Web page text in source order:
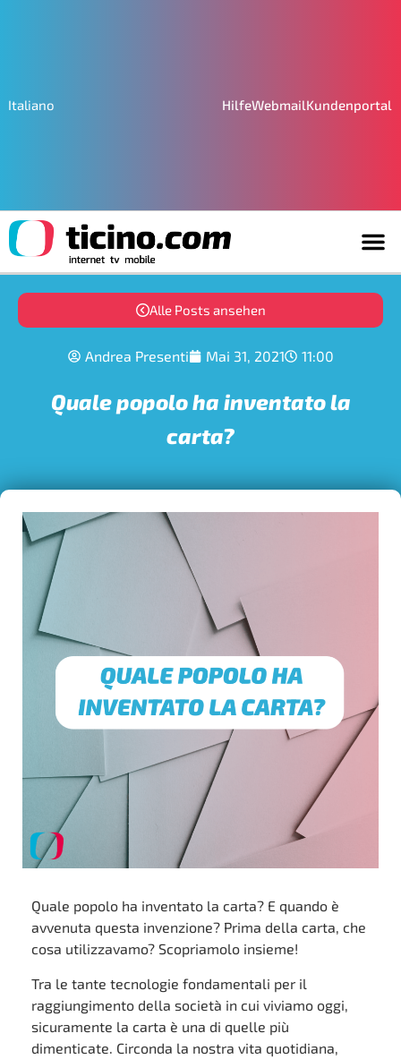
Italiano HilfeWebmailKundenportal
Alle Posts ansehen
Andrea Presenti Mai 31, 2021 11:00
Quale popolo ha inventato la
carta?
Quale popolo ha inventato la carta? E quando è
avvenuta questa invenzione? Prima della carta, che
cosa utilizzavamo? Scopriamolo insieme!
Tra le tante tecnologie fondamentali per il
raggiungimento della società in cui viviamo oggi,
sicuramente la carta è una di quelle più
dimenticate. Circonda la nostra vita quotidiana,